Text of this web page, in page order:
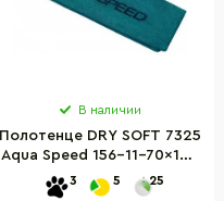
В наличии
Полотенце DRY SOFT 7325
Aqua Speed 156-11-70x140
изумрудный 70 x 140 см
3 5 25